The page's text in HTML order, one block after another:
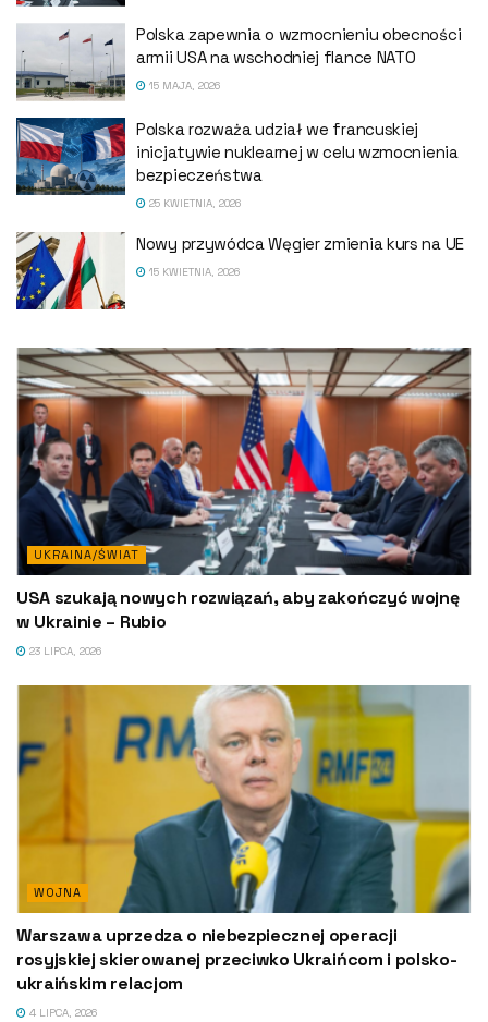
Polska zapewnia o wzmocnieniu obecności
armii USA na wschodniej flance NATO
15 MAJA, 2026
Polska rozważa udział we francuskiej
inicjatywie nuklearnej w celu wzmocnienia
bezpieczeństwa
25 KWIETNIA, 2026
Nowy przywódca Węgier zmienia kurs na UE
15 KWIETNIA, 2026
UKRAINA/ŚWIAT
USA szukają nowych rozwiązań, aby zakończyć wojnę
w Ukrainie – Rubio
23 LIPCA, 2026
WOJNA
Warszawa uprzedza o niebezpiecznej operacji
rosyjskiej skierowanej przeciwko Ukraińcom i polsko-
ukraińskim relacjom
4 LIPCA, 2026